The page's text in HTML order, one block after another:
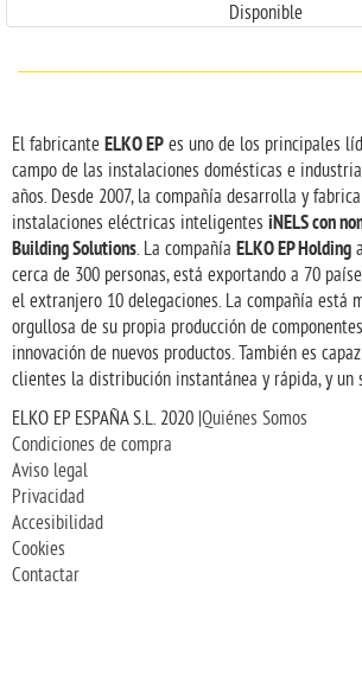
Disponible
El fabricante ELKO EP es uno de los principales
campo de las instalaciones domésticas e
años. Desde 2007, la compañía desarrolla y
instalaciones eléctricas inteligentes iNELS con
Building Solutions. La compañía ELKO EP Holding
cerca de 300 personas, está exportando a 70
el extranjero 10 delegaciones. La compañía está
orgullosa de su propia producción de
innovación de nuevos productos. También es
clientes la distribución instantánea y rápida, y un
ELKO EP ESPAÑA S.L. 2020 | Quiénes Somos
Condiciones de compra
Aviso legal
Privacidad
Accesibilidad
Cookies
Contactar